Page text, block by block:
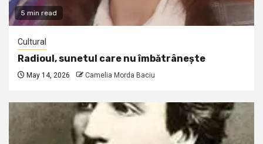
5 min read
Cultural
Radioul, sunetul care nu îmbătrânește
May 14, 2026 Camelia Morda Baciu